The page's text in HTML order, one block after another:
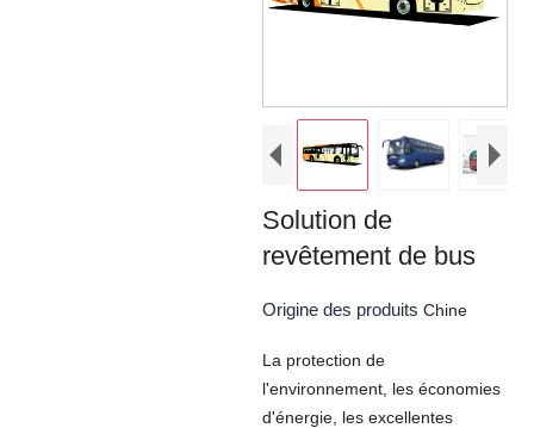
Solution de
revêtement de bus
Origine des produits Chine
La protection de
l'environnement, les économies
d'énergie, les excellentes